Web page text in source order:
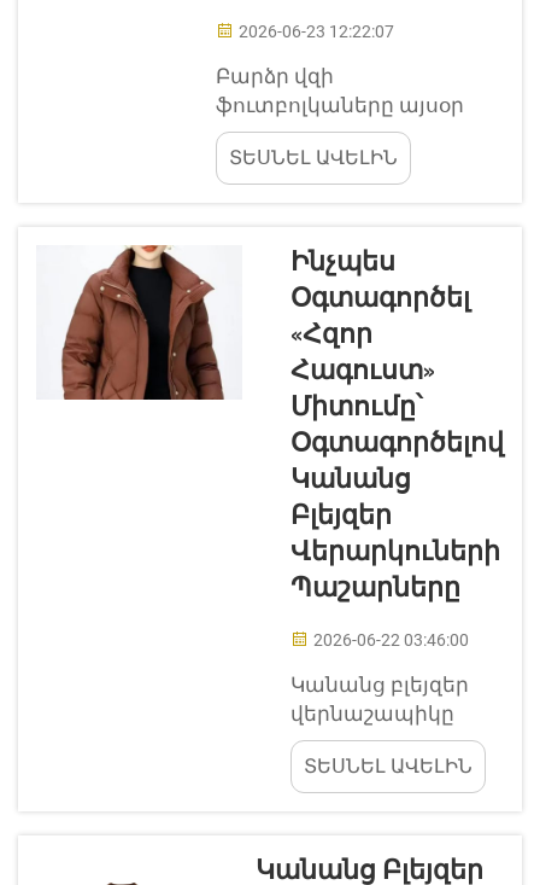
2026-06-23 12:22:07
Բարձր վզի
ֆուտբոլկաները այսօր
շատ են տարածված
մոդայում: Դրանք ուղղակի
սովորական
հագուստի շերտավորման
նոր ձև են: Jiayi Clothing-ում
մենք նկատում ենք, թե
ինչպես է այս լրիվ
ձեռքերով ֆուտբոլկան
ամբողջովին փոխում
մարդկանց հագուստը...
ՏԵՍՆԵԼ ԱՎԵԼԻՆ
Ինչպես
Օգտագործել
«Հզոր
Հագուստ»
Միտումը՝
Օգտագործելով
Կանանց
Բլեյզեր
Վերարկուների
Պաշարները
2026-06-22 03:46:00
Կանանց բլեյզեր
վերնաշապիկը
կարող է լինել ոչ
միայն հագուստ,
այլև իրականում
տպավորություն
ՏԵՍՆԵԼ ԱՎԵԼԻՆ
Կանանց Բլեյզեր